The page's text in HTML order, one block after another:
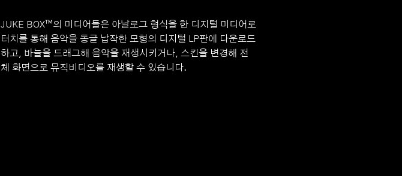
JUKE BOX™의 미디어들은 아날로그 형식을 한 디지털 미디어로
터치를 통해 음악을 동글 납작한 모형의 디지털 LP판에 다운로드
하고, 바늘을 드래그해 음악을 재생시키거나, 스킨을 변경해 전
체 화면으로 뮤직비디오를 재생할 수 있습니다.